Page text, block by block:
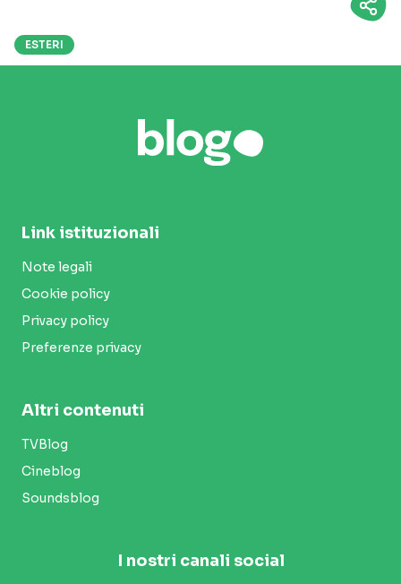
ESTERI
Link istituzionali
Note legali
Cookie policy
Privacy policy
Preferenze privacy
Altri contenuti
TVBlog
Cineblog
Soundsblog
I nostri canali social